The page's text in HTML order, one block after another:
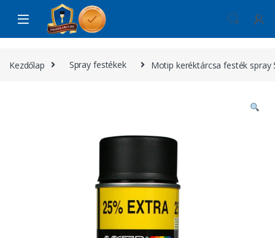
Skip to navigation
Skip to content
Kezdőlap Spray festékek Motip keréktárcsa festék spray